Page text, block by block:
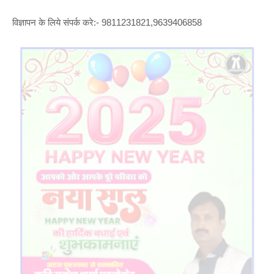
विज्ञापन के लिये संपर्क करे:- 9811231821,9639406858